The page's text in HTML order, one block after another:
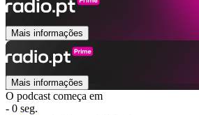
Mais informações
Mais informações
O podcast começa em
- 0 seg.